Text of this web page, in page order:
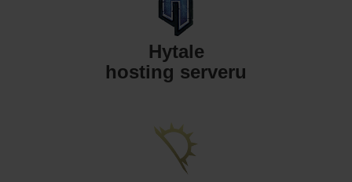
Hytale
hosting serveru